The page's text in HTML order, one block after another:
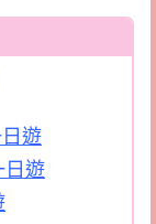
遊
日遊